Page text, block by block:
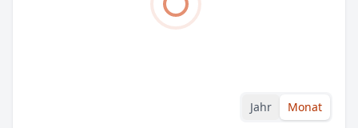
Jahr Monat